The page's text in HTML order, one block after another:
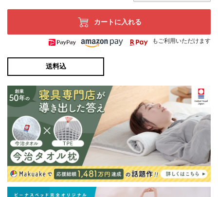
カートに入れる
もご利用いただけます
送料込